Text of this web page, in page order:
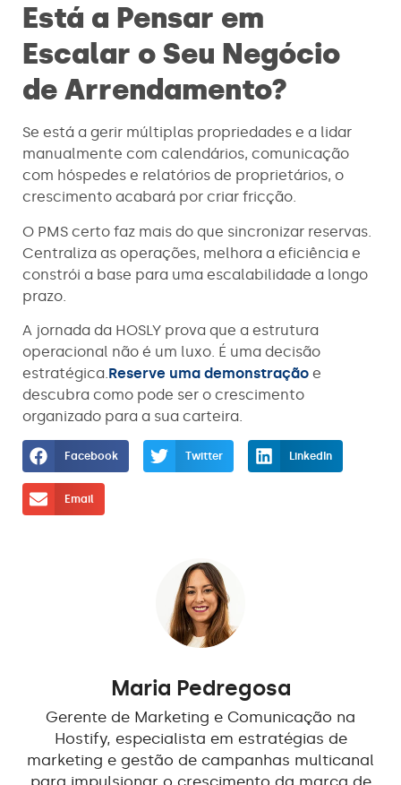
Está a Pensar em
Escalar o Seu Negócio
de Arrendamento?
Se está a gerir múltiplas propriedades e a lidar
manualmente com calendários, comunicação
com hóspedes e relatórios de proprietários, o
crescimento acabará por criar fricção.
O PMS certo faz mais do que sincronizar reservas.
Centraliza as operações, melhora a eficiência e
constrói a base para uma escalabilidade a longo
prazo.
A jornada da HOSLY prova que a estrutura
operacional não é um luxo. É uma decisão
estratégica.Reserve uma demonstração e
descubra como pode ser o crescimento
organizado para a sua carteira.
Facebook Twitter LinkedIn
Email
Maria Pedregosa
Gerente de Marketing e Comunicação na
Hostify, especialista em estratégias de
marketing e gestão de campanhas multicanal